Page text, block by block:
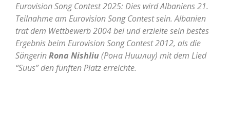
Eurovision Song Contest 2025: Dies wird Albaniens 21.
Teilnahme am Eurovision Song Contest sein. Albanien
trat dem Wettbewerb 2004 bei und erzielte sein bestes
Ergebnis beim Eurovision Song Contest 2012, als die
SängerinRona Nishliu(Рона Нишлиу) mit dem Lied
“Suus” den fünften Platz erreichte.